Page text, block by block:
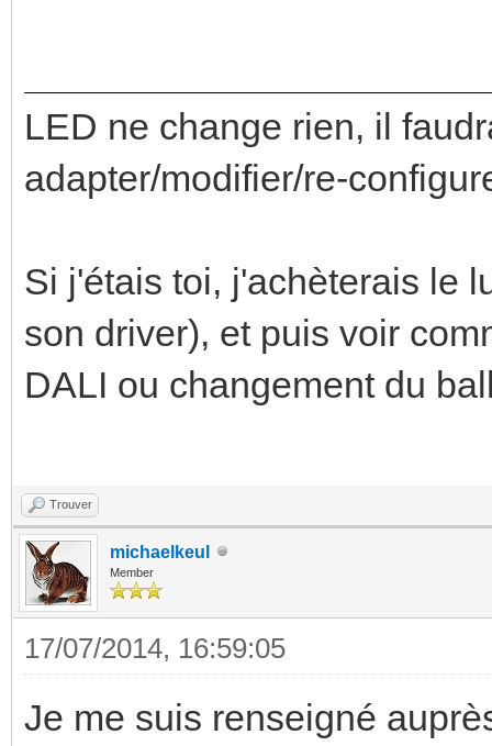
LED ne change rien, il
adapter/modifier/re-
Si j'étais toi, j'achèterais le
son driver), et puis voir
DALI ou changement du
Trouver
michaelkeul
Member
17/07/2014, 16:59:05
Je me suis renseigné